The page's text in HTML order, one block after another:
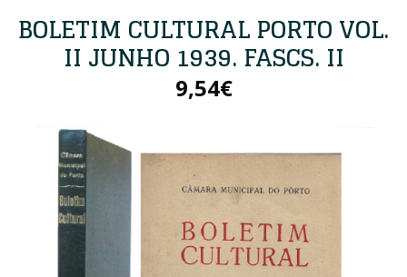
BOLETIM CULTURAL PORTO VOL.
II JUNHO 1939. FASCS. II
9,54€